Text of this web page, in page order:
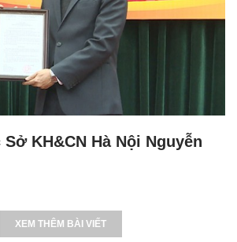
KH&CN Hà Nội Nguyễn
XEM THÊM BÀI VIẾT